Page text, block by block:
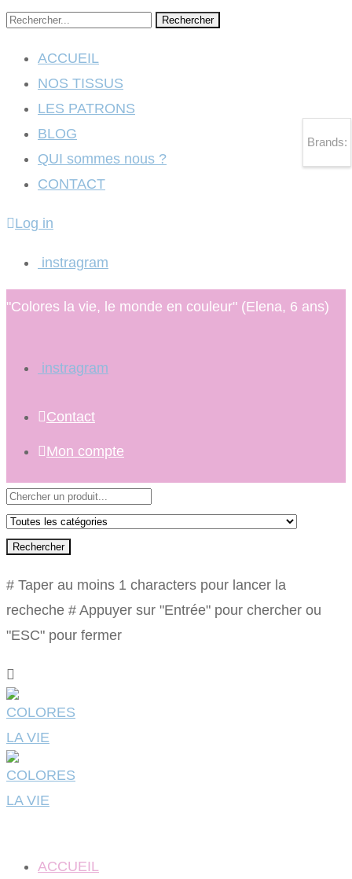
Rechercher
ACCUEIL
NOS TISSUS
LES PATRONS
BLOG
QUI sommes nous ?
CONTACT
Log in
instragram
"Colores la vie, le monde en couleur" (Elena, 6 ans)
instragram
Contact
Mon compte
Rechercher
# Taper au moins 1 characters pour lancer la
recheche # Appuyer sur "Entrée" pour chercher ou
"ESC" pour fermer
ACCUEIL
Brands: